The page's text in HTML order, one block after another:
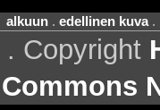
alkuun. edellinen kuva.
. Copyright
Commons